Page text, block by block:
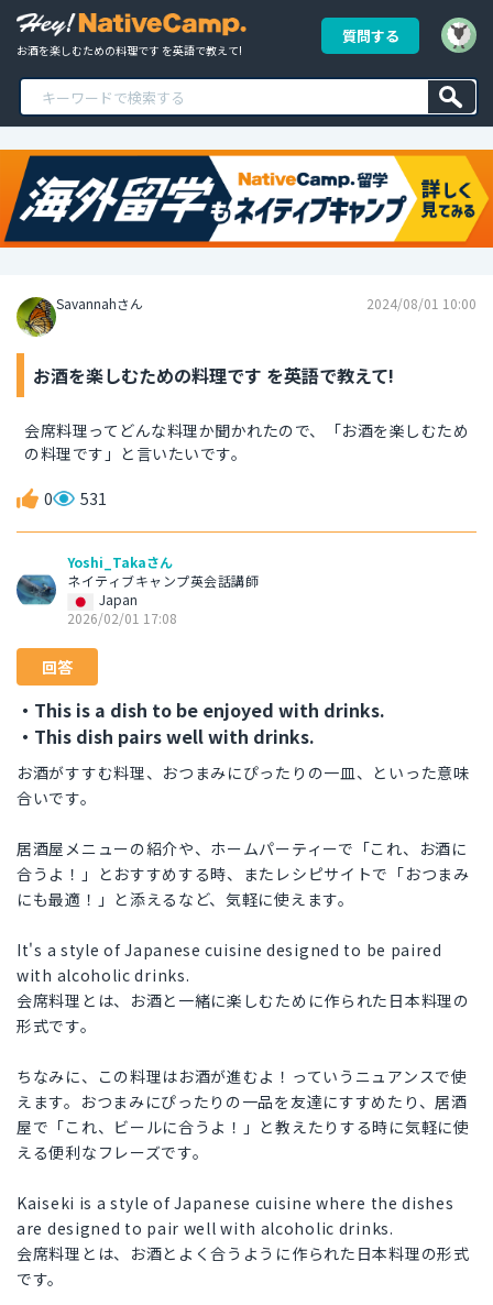
お酒を楽しむための料理です を英語で教えて!
質問する
Savannahさん 2024/08/01 10:00
お酒を楽しむための料理です を英語で教えて!
会席料理ってどんな料理か聞かれたので、「お酒を楽しむため
の料理です」と言いたいです。
0 531
Yoshi_Takaさん
ネイティブキャンプ英会話講師
Japan
2026/02/01 17:08
回答
・This is a dish to be enjoyed with drinks.
・This dish pairs well with drinks.
お酒がすすむ料理、おつまみにぴったりの一皿、といった意味
合いです。
居酒屋メニューの紹介や、ホームパーティーで「これ、お酒に
合うよ！」とおすすめする時、またレシピサイトで「おつまみ
にも最適！」と添えるなど、気軽に使えます。
It's a style of Japanese cuisine designed to be paired
with alcoholic drinks.
会席料理とは、お酒と一緒に楽しむために作られた日本料理の
形式です。
ちなみに、この料理はお酒が進むよ！っていうニュアンスで使
えます。おつまみにぴったりの一品を友達にすすめたり、居酒
屋で「これ、ビールに合うよ！」と教えたりする時に気軽に使
える便利なフレーズです。
Kaiseki is a style of Japanese cuisine where the dishes
are designed to pair well with alcoholic drinks.
会席料理とは、お酒とよく合うように作られた日本料理の形式
です。